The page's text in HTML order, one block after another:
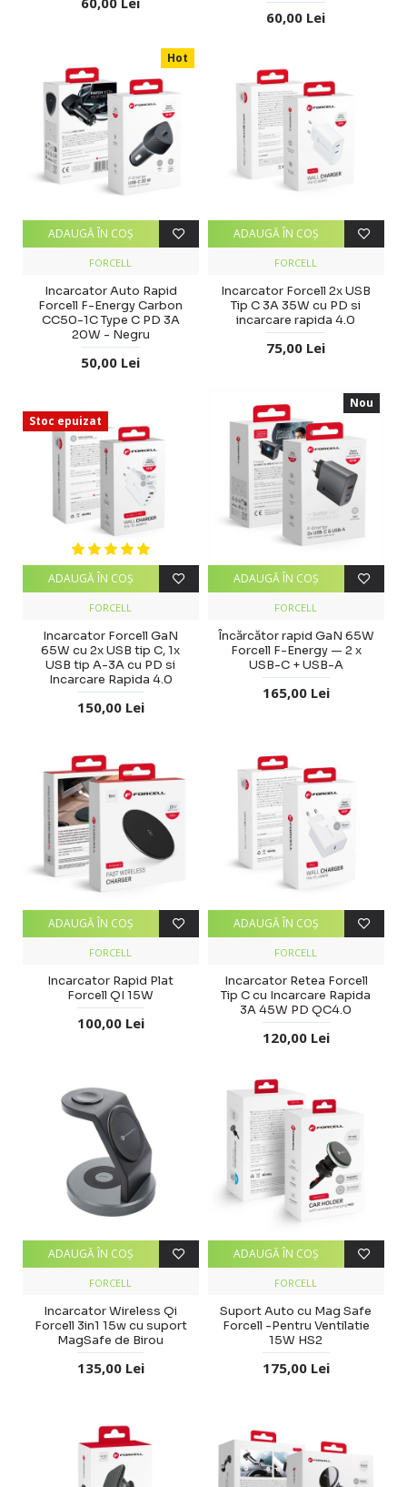
60,00 Lei
Hot
FORCELL
Incarcator Auto Rapid
Forcell F-Energy Carbon
CC50-1C Type C PD 3A
20W - Negru
50,00 Lei
ADAUGĂ ÎN COŞ
FORCELL
Incarcator Forcell 2x USB
Tip C 3A 35W cu PD si
incarcare rapida 4.0
75,00 Lei
ADAUGĂ ÎN COŞ
Stoc epuizat
FORCELL
Incarcator Forcell GaN
65W cu 2x USB tip C, 1x
USB tip A-3A cu PD si
Incarcare Rapida 4.0
150,00 Lei
ADAUGĂ ÎN COŞ
Nou
FORCELL
Încărcător rapid GaN 65W
Forcell F-Energy — 2 x
USB-C + USB-A
165,00 Lei
ADAUGĂ ÎN COŞ
FORCELL
Incarcator Rapid Plat
Forcell QI 15W
100,00 Lei
ADAUGĂ ÎN COŞ
FORCELL
Incarcator Retea Forcell
Tip C cu Incarcare Rapida
3A 45W PD QC4.0
120,00 Lei
ADAUGĂ ÎN COŞ
FORCELL
Incarcator Wireless Qi
Forcell 3in1 15w cu suport
MagSafe de Birou
135,00 Lei
ADAUGĂ ÎN COŞ
FORCELL
Suport Auto cu Mag Safe
Forcell -Pentru Ventilatie
15W HS2
175,00 Lei
ADAUGĂ ÎN COŞ